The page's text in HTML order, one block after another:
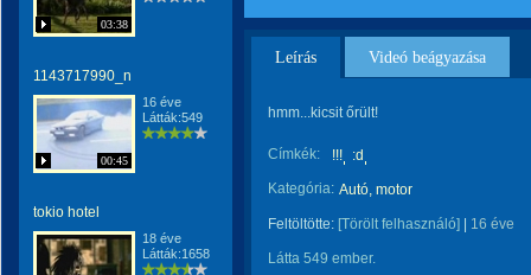
03:38
1143717990_n
00:45
16 éve
Látták:549
tokio hotel
18 éve
Látták:1658
Leírás Videó beágyazása
hmm...kicsit őrült!
Címkék: !!!
:d
Kategória: Autó, motor
Feltöltötte: [Törölt felhasználó] 16 éve
Látta 549 ember.